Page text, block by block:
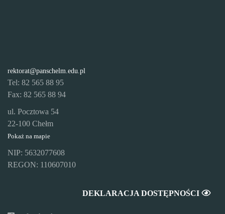
rektorat@panschelm.edu.pl
Tel: 82 565 88 95
Fax: 82 565 88 94
ul. Pocztowa 54
22-100 Chełm
Pokaż na mapie
NIP: 5632077608
REGON: 110607010
DEKLARACJA DOSTĘPNOŚCI